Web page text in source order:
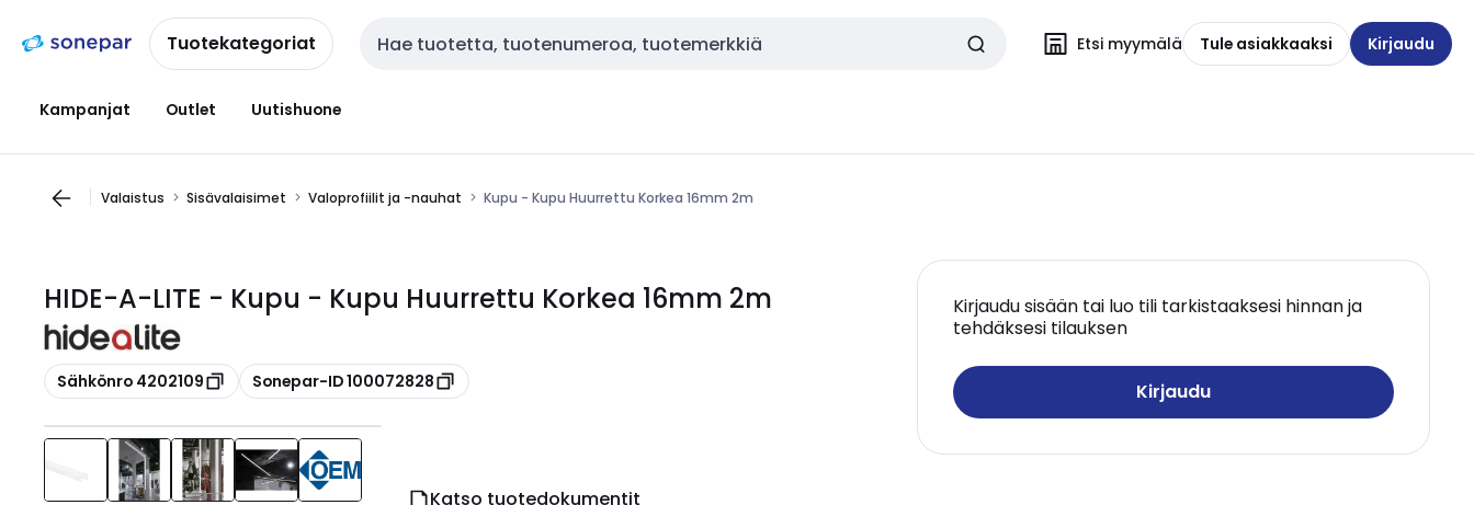
navigointiinsisältöönTuotekategoriat Haku Etsi myymälä Tule asiakkaaksi Kirjaudu
Kampanjat Outlet Uutishuone
Valaistus Sisävalaisimet Valoprofiilit ja -nauhat Kupu - Kupu Huurrettu Korkea 16mm 2m
HIDE-A-LITE - Kupu - Kupu Huurrettu Korkea 16mm 2m
Kopioi
Sähkönro 4202109 Kopioi
Sonepar-ID 100072828
Kirjaudu sisään tai luo tili tarkistaaksesi hinnan ja
tehdäksesi tilauksen
Kirjaudu
Katso tuotedokumentit